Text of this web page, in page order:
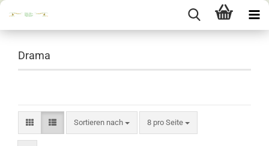
Drama
Sortieren nach
Sortieren nach 8 pro Seite
pro Seite